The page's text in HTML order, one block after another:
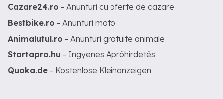
Cazare24.ro - Anunturi cu oferte de cazare
Bestbike.ro - Anunturi moto
Animalutul.ro - Anunturi gratuite animale
Startapro.hu - Ingyenes Apróhirdetés
Quoka.de - Kostenlose Kleinanzeigen